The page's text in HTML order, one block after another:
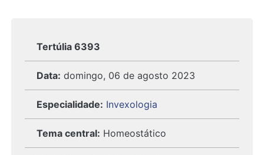
Tertúlia 6393
Data: domingo, 06 de agosto 2023
Especialidade: Invexologia
Tema central: Homeostático